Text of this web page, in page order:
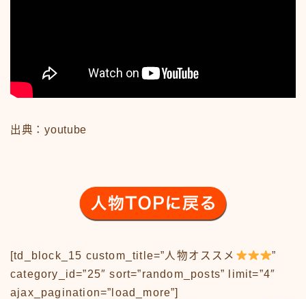
おもちゃ60-69
おもちゃ70-79
おもちゃその他
テレビ番組
テレビ番組50-59
テレビ番組60-69
出典：youtube
[td_block_15 custom_title=”人物オススメ
”
category_id=”25″ sort=”random_posts” limit=”4″
ajax_pagination=”load_more”]